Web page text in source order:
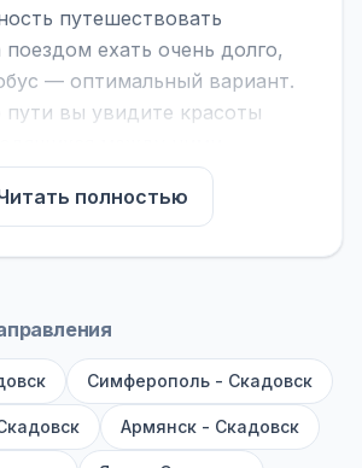
путешествовать
ехать очень долго,
— оптимальный вариант.
вы увидите красоты
вы можете найти
Кацивели -
рейсы и выбрать
на микроавтобусы (8–18
(от 40 мест): у них лучше
ощущается меньше.
полностью
Симферополь - Скадовск
Армянск - Скадовск